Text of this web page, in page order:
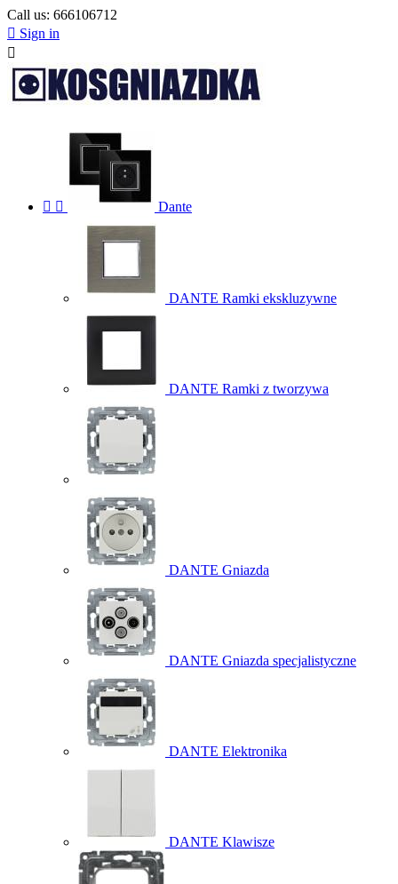
Call us: 666106712
 Sign in

  Dante
DANTE Ramki ekskluzywne
DANTE Ramki z tworzywa
DANTE Gniazda
DANTE Gniazda specjalistyczne
DANTE Elektronika
DANTE Klawisze